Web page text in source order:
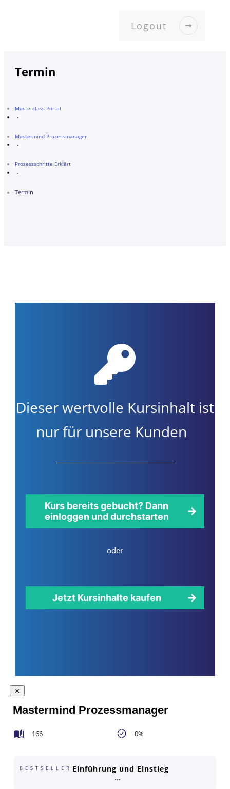
Logout
Termin
Masterclass Portal
Mastermind Prozessmanager
Prozessschritte Erklärt
Termin
Dieser wertvolle Kursinhalt ist
nur für unsere Kunden
Kurs bereits gebucht? Dann
einloggen und durchstarten
oder
Jetzt Kursinhalte kaufen
Mastermind Prozessmanager
166 0%
BESTSELLER Einführung und Einstieg